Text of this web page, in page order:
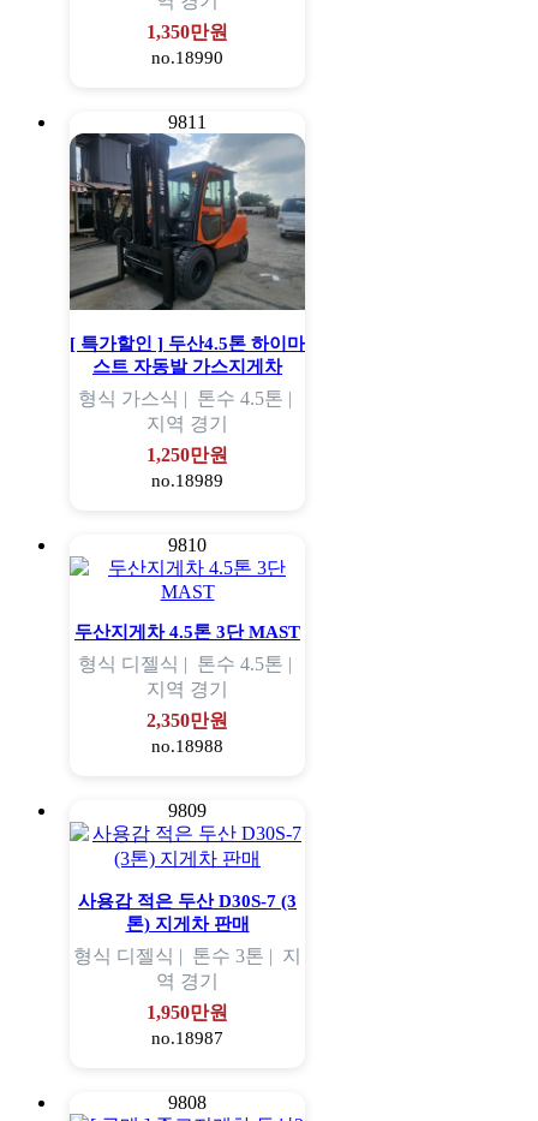
1,350만원
no.18990
9811
[ 특가할인 ] 두산4.5톤 하이마
스트 자동발 가스지게차
형식 가스식 | 톤수 4.5톤 |
지역 경기
1,250만원
no.18989
9810
두산지게차 4.5톤 3단 MAST
형식 디젤식 | 톤수 4.5톤 |
지역 경기
2,350만원
no.18988
9809
사용감 적은 두산 D30S-7 (3
톤) 지게차 판매
형식 디젤식 | 톤수 3톤 | 지
역 경기
1,950만원
no.18987
9808